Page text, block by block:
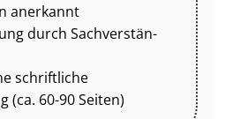
anerkannt
durch Sach­ver­stän­
schriftliche
(ca. 60-90 Seiten)